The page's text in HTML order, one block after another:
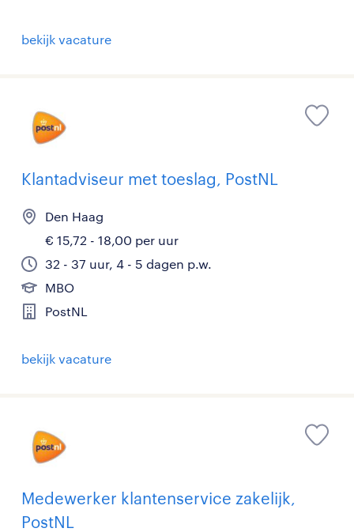
bekijk vacature
Klantadviseur met toeslag, PostNL
Den Haag
€ 15,72 - 18,00 per uur
32 - 37 uur, 4 - 5 dagen p.w.
MBO
PostNL
bekijk vacature
Medewerker klantenservice zakelijk,
PostNL